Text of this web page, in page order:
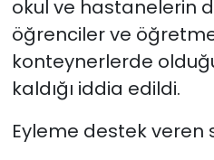
okul ve hastanelerin
öğrenciler ve
konteynerlerde
kaldığı iddia edildi.
Eyleme destek veren